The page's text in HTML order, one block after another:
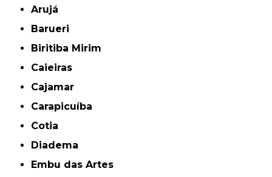
Arujá
Barueri
Biritiba Mirim
Caieiras
Cajamar
Carapicuíba
Cotia
Diadema
Embu das Artes